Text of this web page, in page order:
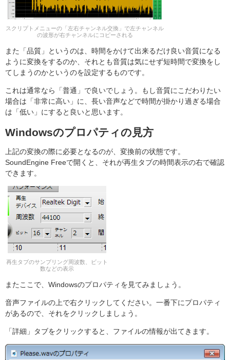
スクリプトメニューの「左右チャンネル交換」で左チャンネル
の波形が右チャンネルにコピーされる
また「品質」というのは、時間をかけて出来るだけ良い音質になる
ように変換をするのか、それとも音質は気にせず短時間で変換をし
てしまうのかというのを設定するものです。
これは通常なら「普通」で良いでしょう。もし音質にこだわりたい
場合は「非常に高い」に、長い音声などで時間が掛かり過ぎる場合
は「低い」にすると良いと思います。
Windowsのプロパティの見方
上記の変換の際に必要となるのが、変換前の状態です。
SoundEngine Freeで開くと、それが再生タブの時間表示の右で確認
できます。
再生タブのサンプリング周波数、ビット
数などの表示
またここで、Windowsのプロパティを見てみましょう。
音声ファイルの上で右クリックしてください。一番下にプロパティ
があるので、それをクリックしましょう。
「詳細」タブをクリックすると、ファイルの情報が出てきます。